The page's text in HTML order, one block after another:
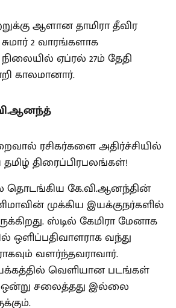
ஆளான தாமிரா தீவிர
சுமார் 2 வாரங்களாக
ஏப்ரல் 27ம் தேதி
காலமானார்.
தொடங்கிய கே.வி.ஆனந்தின்
முக்கிய இயக்குநர்களில்
ஸ்டில் கேமிரா மேனாக
ஒளிப்பதிவாளராக வந்து
வளர்ந்தவராவார்.
வெளியான படங்கள்
ஒன்று சலைத்தது இல்லை